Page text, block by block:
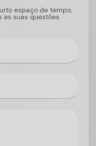
espaço de tempo,
suas questões.